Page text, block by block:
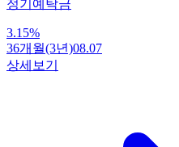
정기예탁금
3.15%
36개월(3년)08.07
상세보기